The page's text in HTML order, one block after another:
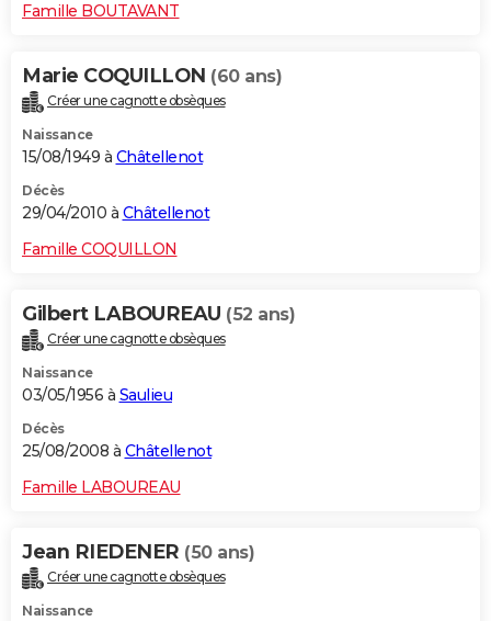
Famille BOUTAVANT
Marie COQUILLON (60 ans)
Créer une cagnotte obsèques
Naissance
15/08/1949 à Châtellenot
Décès
29/04/2010 à Châtellenot
Famille COQUILLON
Gilbert LABOUREAU (52 ans)
Créer une cagnotte obsèques
Naissance
03/05/1956 à Saulieu
Décès
25/08/2008 à Châtellenot
Famille LABOUREAU
Jean RIEDENER (50 ans)
Créer une cagnotte obsèques
Naissance